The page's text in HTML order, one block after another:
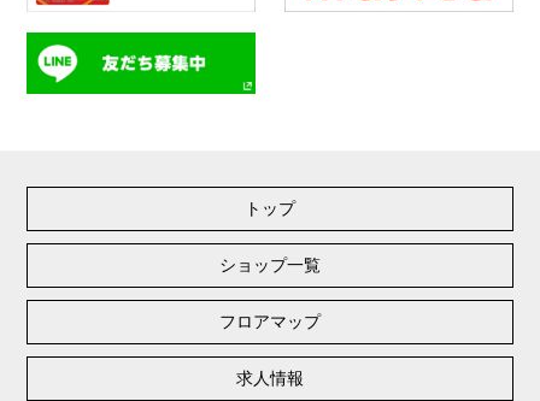
トップ
ショップ一覧
フロアマップ
求人情報